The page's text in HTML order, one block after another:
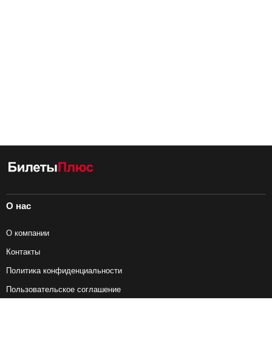
О нас
О компании
Контакты
Политика конфиденциальности
Пользовательское соглашение